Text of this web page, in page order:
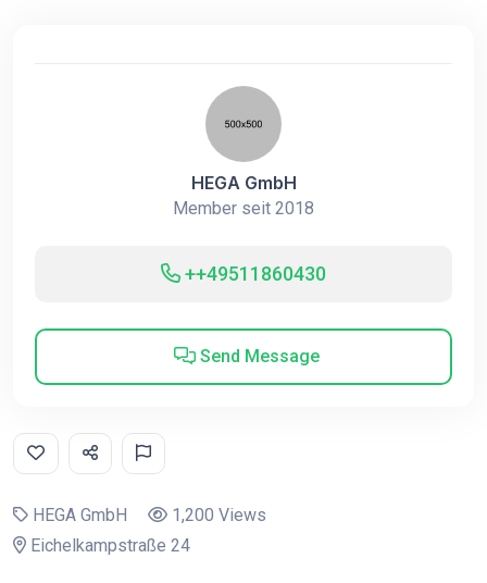
HEGA GmbH
Member seit 2018
++49511860430
Send Message
HEGA GmbH
1,200 Views
Eichelkampstraße 24